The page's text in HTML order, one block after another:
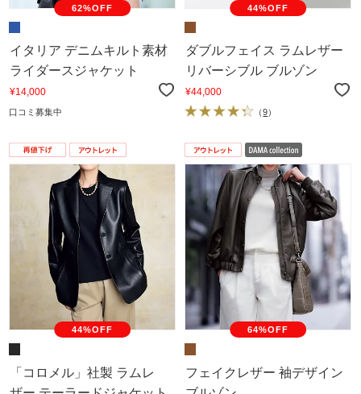
62%OFF
イタリア デニムキルト素材
ライダースジャケット
¥14,000
口コミ募集中
44%OFF
ダブルフェイス ラムレザー
リバーシブル ブルゾン
¥44,000
（9）
44%OFF
「コロメル」社製 ラムレ
64%OFF
フェイクレザー 袖デザイン